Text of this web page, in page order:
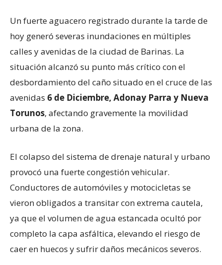
Un fuerte aguacero registrado durante la tarde de
hoy generó severas inundaciones en múltiples
calles y avenidas de la ciudad de Barinas. La
situación alcanzó su punto más crítico con el
desbordamiento del caño situado en el cruce de las
avenidas 6 de Diciembre, Adonay Parra y Nueva
Torunos, afectando gravemente la movilidad
urbana de la zona.
El colapso del sistema de drenaje natural y urbano
provocó una fuerte congestión vehicular.
Conductores de automóviles y motocicletas se
vieron obligados a transitar con extrema cautela,
ya que el volumen de agua estancada ocultó por
completo la capa asfáltica, elevando el riesgo de
caer en huecos y sufrir daños mecánicos severos.